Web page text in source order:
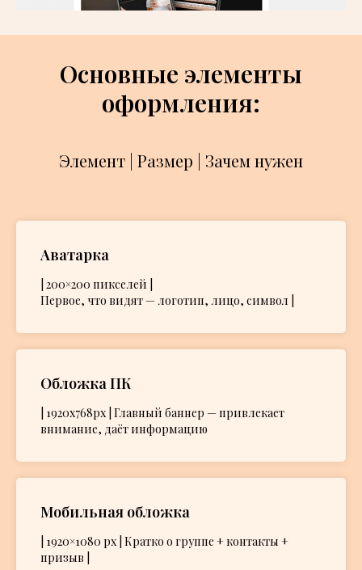
Основные элементы
оформления:
Элемент | Размер | Зачем нужен
Аватарка
| 200×200 пикселей |
Первое, что видят — логотип, лицо, символ |
Обложка ПК
| 1920x768px | Главный баннер — привлекает
внимание, даёт информацию
Мобильная обложка
| 1920×1080 px | Кратко о группе + контакты +
призыв |